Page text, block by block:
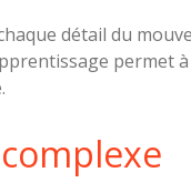
détail du
permet